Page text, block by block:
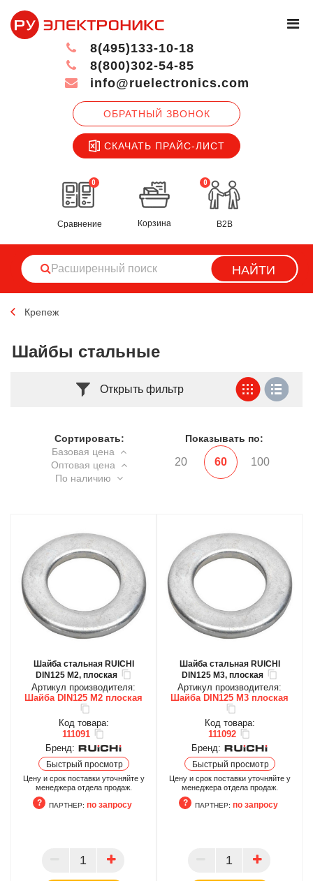
ОБРАТНЫЙ ЗВОНОК
СКАЧАТЬ ПРАЙС-ЛИСТ
8(495)133-10-18
8(800)302-54-85
info@ruelectronics.com
0
Сравнение
0
Корзина B2B
НАЙТИ
Крепеж
Шайбы стальные
Открыть фильтр
Сортировать:
Базовая цена
Оптовая цена
По наличию
Показывать по:
20 60 100
Шайба стальная RUICHI
DIN125 М2, плоская
Артикул производителя:
Шайба DIN125 М2 плоская
Код товара:
111091
Бренд:
Быстрый просмотр
Цену и срок поставки уточняйте у
менеджера отдела продаж.
ПАРТНЕР: по запросу
Шайба стальная RUICHI
DIN125 М3, плоская
Артикул производителя:
Шайба DIN125 М3 плоская
Код товара:
111092
Бренд:
Быстрый просмотр
Цену и срок поставки уточняйте у
менеджера отдела продаж.
ПАРТНЕР: по запросу